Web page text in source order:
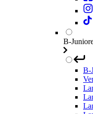
B-
B-